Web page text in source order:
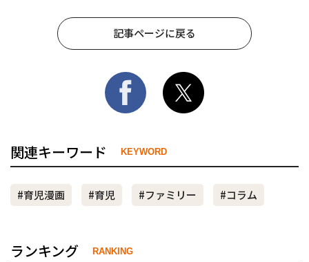
記事ページに戻る
関連キーワード KEYWORD
#育児漫画 #育児 #ファミリー #コラム
ランキング RANKING